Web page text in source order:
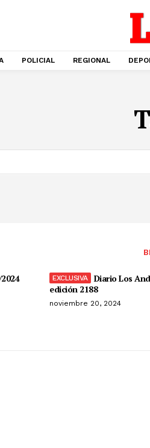
POLICIAL REGIONAL
Diario Los
edición 2188
noviembre 20, 2024